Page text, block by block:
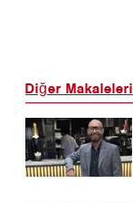
Diğer Makaleleri